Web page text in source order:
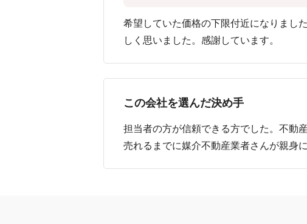
希望していた価格の下限付近になりまし
しく思いました。感謝しています。
この会社を選んだ決め手
担当者の方が信頼できる方でした。不動
売れるまでに媒介不動産業者さんが親身